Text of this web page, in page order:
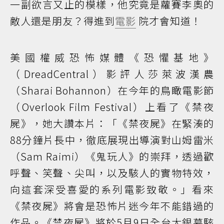
一副欲言又止的模樣，他究竟是蘿賽李奧的
敵人還是朋友？得進到電影 院才會知道！
美國權威恐怖媒體《恐懼基地》
（DreadCentral）影評人莎萊波漢農
（Sharai Bohannon）在今年的鳥瞰電影節
（Overlook Film Festival）上看了《禁夜
屍》，她大讚本片：「《禁夜屍》在緊湊的
88分鐘片長中，徹底展現出導演對山姆雷米
（Sam Raimi）《鬼玩人》的崇拜，透過歡
呼聲、笑聲、尖叫，以及駭人的實物特效，
向這套深受喜愛的系列電影致敬。」看來
《禁夜屍》將會是恐怖片迷今年不能錯過的